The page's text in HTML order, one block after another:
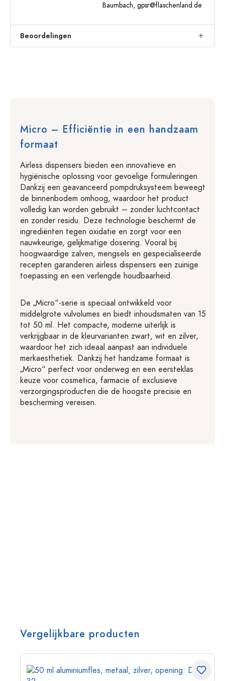
Baumbach, gpsr@flaschenland.de
Beoordelingen
Micro – Efficiëntie in een handzaam
formaat
Airless dispensers bieden een innovatieve en
hygiënische oplossing voor gevoelige formuleringen.
Dankzij een geavanceerd pompdruksysteem beweegt
de binnenbodem omhoog, waardoor het product
volledig kan worden gebruikt – zonder luchtcontact
en zonder residu. Deze technologie beschermt de
ingrediënten tegen oxidatie en zorgt voor een
nauwkeurige, gelijkmatige dosering. Vooral bij
hoogwaardige zalven, mengsels en gespecialiseerde
recepten garanderen airless dispensers een zuinige
toepassing en een verlengde houdbaarheid.
De „Micro“-serie is speciaal ontwikkeld voor
middelgrote vulvolumes en biedt inhoudsmaten van 15
tot 50 ml. Het compacte, moderne uiterlijk is
verkrijgbaar in de kleurvarianten zwart, wit en zilver,
waardoor het zich ideaal aanpast aan individuele
merkaesthetiek. Dankzij het handzame formaat is
„Micro“ perfect voor onderweg en een eersteklas
keuze voor cosmetica, farmacie of exclusieve
verzorgingsproducten die de hoogste precisie en
bescherming vereisen.
Vergelijkbare producten